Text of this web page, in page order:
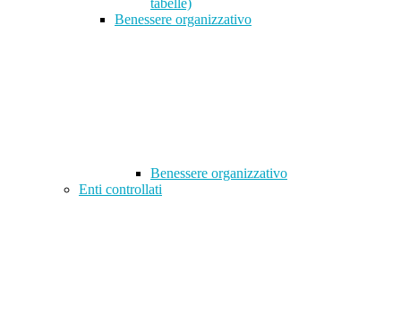
tabelle)
Benessere organizzativo
Benessere organizzativo
Enti controllati